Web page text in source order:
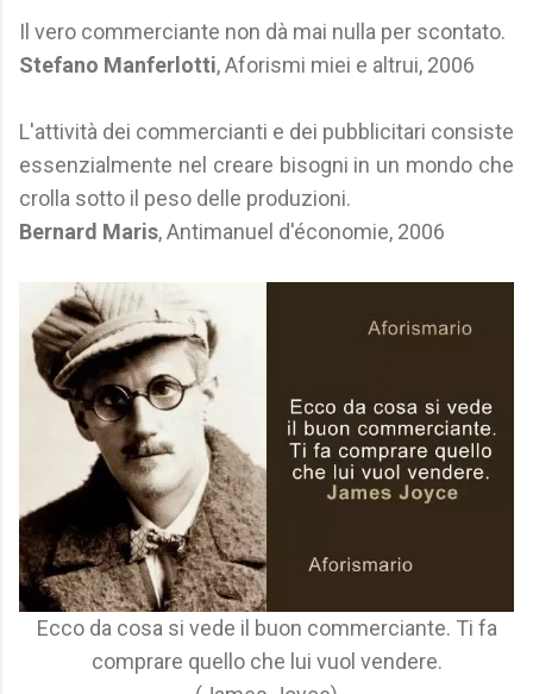
Il vero commerciante non dà mai nulla per scontato.
Stefano Manferlotti, Aforismi miei e altrui, 2006
L'attività dei commercianti e dei pubblicitari consiste
essenzialmente nel creare bisogni in un mondo che
crolla sotto il peso delle produzioni.
Bernard Maris, Antimanuel d'économie, 2006
Ecco da cosa si vede il buon commerciante. Ti fa
comprare quello che lui vuol vendere.